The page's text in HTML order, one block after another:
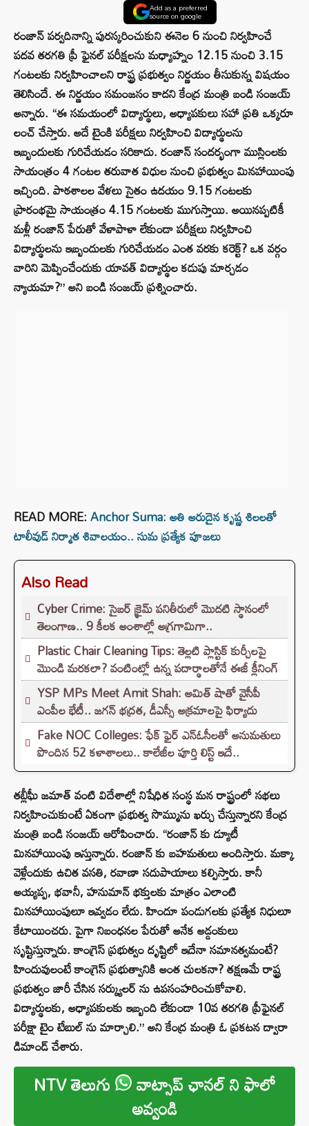
Add as a preferred
source on google
రంజాన్ పర్వదినాన్ని పురస్కరించుకుని ఈనెల 6 నుంచి నిర్వహించే
పదవ తరగతి ప్రీ ఫైనల్ పరీక్షలను మధ్యాహ్నం 12.15 నుంచి 3.15
గంటలకు నిర్వహించాలని రాష్ట్ర ప్రభుత్వం నిర్ణయం తీసుకున్న విషయం
తెలిసిందే. ఈ నిర్ణయం సమంజసం కాదని కేంద్ర మంత్రి బండి సంజయ్
అన్నారు. “ఈ సమయంలో విద్యార్థులు, అధ్యాపకులు సహా ప్రతి ఒక్కరూ
లంచ్ చేస్తారు. అదే టైంకి పరీక్షలు నిర్వహించి విద్యార్థులను
ఇబ్బందులకు గురిచేయడం సరికాదు. రంజాన్ సందర్భంగా ముస్లింలకు
సాయంత్రం 4 గంటల తరువాత విధుల నుంచి ప్రభుత్వం మినహాయింపు
ఇచ్చింది. పాఠశాలల వేళలు సైతం ఉదయం 9.15 గంటలకు
ప్రారంభమై సాయంత్రం 4.15 గంటలకు ముగుస్తాయి. అయినప్పటికీ
మళ్లీ రంజాన్ పేరుతో వేళాపాళా లేకుండా పరీక్షలు నిర్వహించి
విద్యార్థులను ఇబ్బందులకు గురిచేయడం ఎంత వరకు కరెక్ట్? ఒక వర్గం
వారిని మెప్పించేందుకు యావత్ విద్యార్థుల కడుపు మార్చడం
న్యాయమా?” అని బండి సంజయ్ ప్రశ్నించారు.
READ MORE:Anchor Suma: అతి అరుదైన కృష్ణ శిలలతో
టాలీవుడ్ నిర్మాత శివాలయం.. సుమ ప్రత్యేక పూజలు
Also Read
Cyber Crime: సైబర్ క్రైమ్ పనితీరులో మొదటి స్థానంలో
తెలంగాణ.. 9 కీలక అంశాల్లో అగ్రగామిగా..
Plastic Chair Cleaning Tips: తెల్లటి ప్లాస్టిక్ కుర్చీలపై
మొండి మరకలా? వంటింట్లో ఉన్న పదార్థాలతోనే ఈజీ క్లీనింగ్
YSP MPs Meet Amit Shah: అమిత్ షాతో వైసీపీ
ఎంపీల భేటీ.. జగన్ భద్రత, డీఎస్సీ అక్రమాలపై ఫిర్యాదు
Fake NOC Colleges: ఫేక్ ఫైర్ ఎన్ఓసీలతో అనుమతులు
పొందిన 52 కళాశాలలు.. కాలేజీల పూర్తి లిస్ట్ ఇదే..
తబ్లీఘీ జమాత్ వంటి విదేశాల్లో నిషేధిత సంస్థ మన రాష్ట్రంలో సభలు
నిర్వహించుకుంటే ఏకంగా ప్రభుత్వ సొమ్మును ఖర్చు చేస్తున్నారని కేంద్ర
మంత్రి బండి సంజయ్ ఆరోపించారు. “రంజాన్ కు డ్యూటీ
మినహాయింపు ఇస్తున్నారు. రంజాన్ కు బహమతులు అందిస్తారు. మక్కా
వెళ్లేందుకు ఉచిత వసతి, రవాణా సదుపాయాలు కల్పిస్తారు. కానీ
అయ్యప్ప, భవానీ, హనుమాన్ భక్తులకు మాత్రం ఎలాంటి
మినహాయింపులూ ఇవ్వడం లేదు. హిందూ పండుగలకు ప్రత్యేక నిధులూ
కేటాయించరు. పైగా నిబంధనల పేరుతో అనేక అడ్డంకులు
సృష్టిస్తున్నారు. కాంగ్రెస్ ప్రభుత్వం దృష్టిలో ఇదేనా సమానత్వమంటే?
హిందువులంటే కాంగ్రెస్ ప్రభుత్వానికి అంత చులకనా? తక్షణమే రాష్ట్ర
ప్రభుత్వం జారీ చేసిన సర్క్యులర్ ను ఉపసంహరించుకోవాలి.
విద్యార్థులకు, అధ్యాపకులకు ఇబ్బంది లేకుండా 10వ తరగతి ప్రీఫైనల్
పరీక్షా టైం టేబుల్ ను మార్చాలి.” అని కేంద్ర మంత్రి ఓ ప్రకటన ద్వారా
డిమాండ్ చేశారు.
NTV తెలుగు వాట్సాప్ ఛానల్ ని ఫాలో
అవ్వండి